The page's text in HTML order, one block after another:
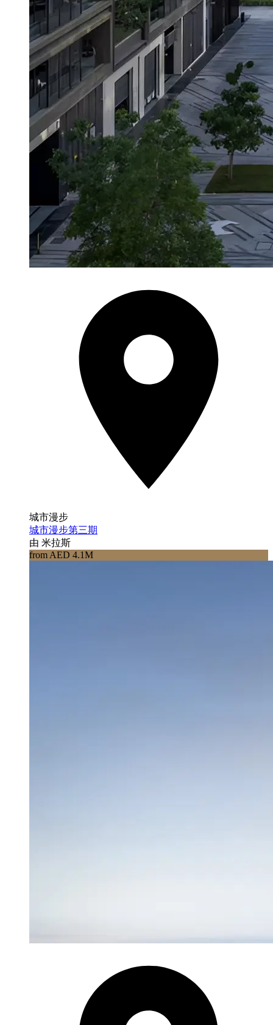
城市漫步
城市漫步第三期
由 米拉斯
from AED 4.1M